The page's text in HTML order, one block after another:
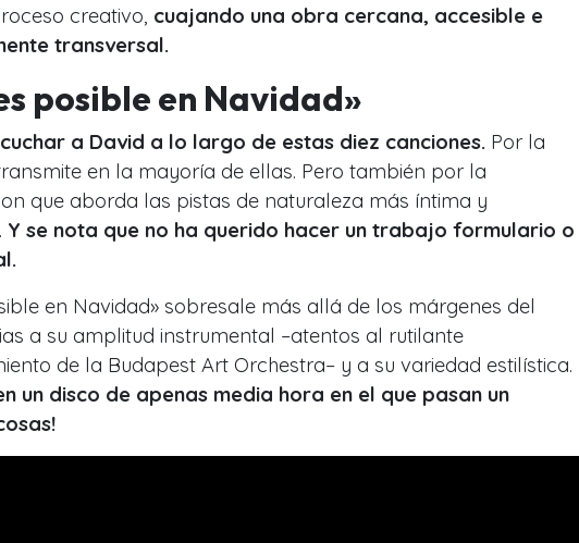
creativo, cuajando una obra cercana, accesible e
transversal.
posible en Navidad»
a David a lo largo de estas diez canciones. Por la
en la mayoría de ellas. Pero también por la
que aborda las pistas de naturaleza más íntima y
Y se nota que no ha querido hacer un trabajo formulario o
en Navidad» sobresale más allá de los márgenes del
a su amplitud instrumental –atentos al rutilante
de la Budapest Art Orchestra– y a su variedad estilística.
un disco de apenas media hora en el que pasan un